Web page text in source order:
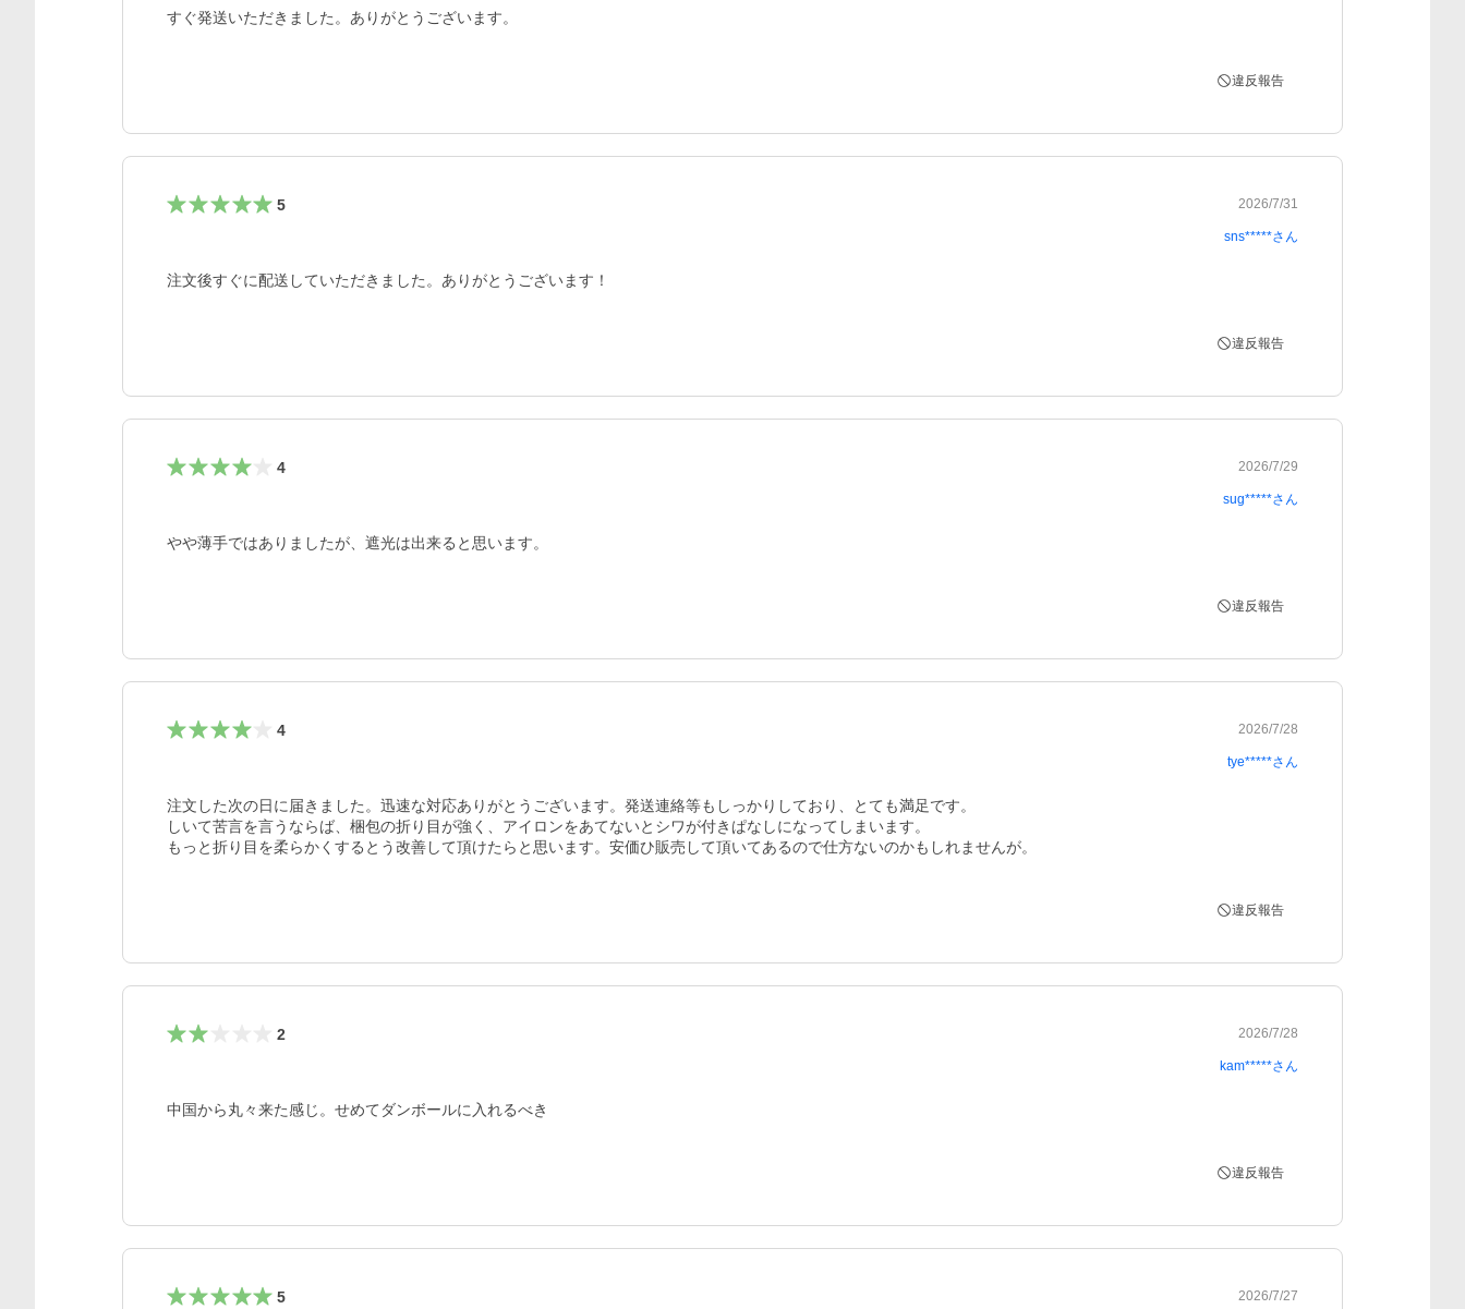
すぐ発送いただきました。ありがとうございます。
違反報告
5 2026/7/31
sns*****さん
注文後すぐに配送していただきました。ありがとうございます！
違反報告
4 2026/7/29
sug*****さん
違反報告
4 2026/7/28
tye*****さん
注文した次の日に届きました。迅速な対応ありがとうございます。発送連絡等もしっかりしており、とても満足です。
しいて苦言を言うならば、梱包の折り目が強く、アイロンをあてないとシワが付きぱなしになってしまいます。
もっと折り目を柔らかくするとう改善して頂けたらと思います。安価ひ販売して頂いてあるので仕方ないのかもしれませんが。
違反報告
2 2026/7/28
kam*****さん
中国から丸々来た感じ。せめてダンボールに入れるべき
違反報告
5 2026/7/27